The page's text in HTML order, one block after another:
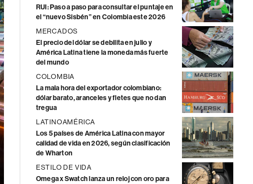
RUI: Paso a paso para consultar el puntaje en
el “nuevo Sisbén” en Colombia este 2026
MERCADOS
El precio del dólar se debilita en julio y
América Latina tiene la moneda más fuerte
del mundo
COLOMBIA
La mala hora del exportador colombiano:
dólar barato, aranceles y fletes que no dan
tregua
LATINOAMÉRICA
Los 5 países de América Latina con mayor
calidad de vida en 2026, según clasificación
de Wharton
ESTILO DE VIDA
Omega x Swatch lanza un reloj con oro para